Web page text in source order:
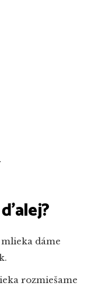
dáme
rozmiešame